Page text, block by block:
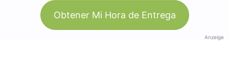
Obtener Mi Hora de Entrega
Anzeige